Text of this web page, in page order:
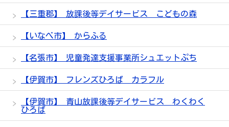
【三重郡】 放課後等デイサービス こどもの森
【いなべ市】 からふる
【名張市】 児童発達支援事業所シュエットぷち
【伊賀市】 フレンズひろば カラフル
【伊賀市】 青山放課後等デイサービス わくわく
ひろば